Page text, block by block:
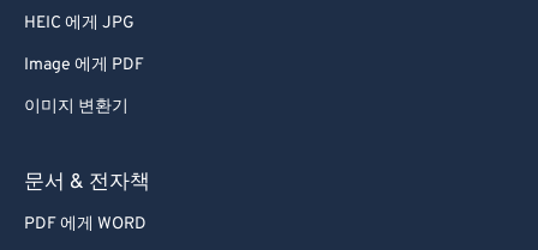
HEIC 에게 JPG
Image 에게 PDF
이미지 변환기
문서 & 전자책
PDF 에게 WORD